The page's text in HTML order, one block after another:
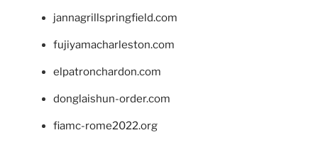
jannagrillspringfield.com
fujiyamacharleston.com
elpatronchardon.com
donglaishun-order.com
fiamc-rome2022.org